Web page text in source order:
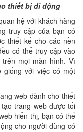
thiết bị di động
hệ với khách hàng
truy cập của bạn có
thiết kế cho các nền
có thể truy cập vào
mọi màn hình. Vì
giống với việc có một
web dành cho thiết
trang web được tối
hiển thị, bạn có thể
cho người dùng có